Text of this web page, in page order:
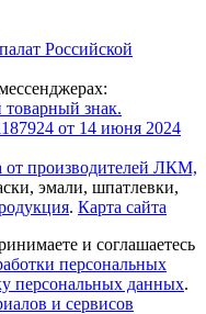
товарный знак.
от 14 июня 2024
от производителей ЛКМ,
эмали, шпатлевки,
. Карта сайта
и соглашаетесь
персональных
персональных данных.
и сервисов